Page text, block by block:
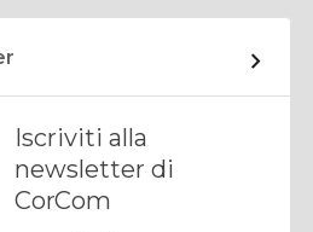
Iscriviti alla
newsletter di
CorCom